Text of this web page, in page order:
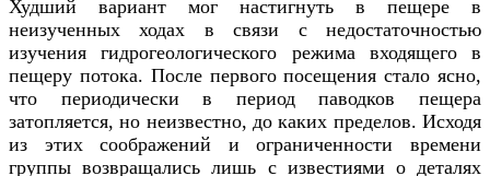
Худший вариант мог настигнуть в пещере в
неизученных ходах в связи с недостаточностью
изучения гидрогеологического режима входящего в
пещеру потока. После первого посещения стало ясно,
что периодически в период паводков пещера
затопляется, но неизвестно, до каких пределов. Исходя
из этих соображений и ограниченности времени
группы возвращались лишь с известиями о деталях